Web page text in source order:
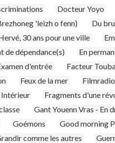
Docteur Yoyo
'leizh o fenn)
Du
30 ans pour une ville
de dépendance(s) En
d'entrée
Facteur
Feux de la mer
Fragments d'une
Gant Youenn Vras - En
Goémons
Good morning
comme les autres